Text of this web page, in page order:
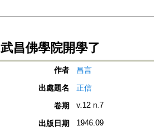
武昌佛學院開學了
作者
昌言
出處題名
正信
卷期
v.12 n.7
出版日期 1946.09